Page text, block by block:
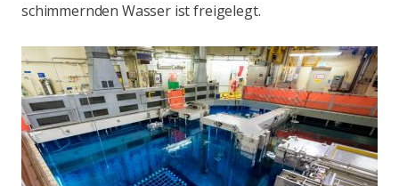
schimmernden Wasser ist freigelegt.